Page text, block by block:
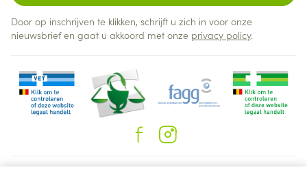
Door op inschrijven te klikken, schrijft u zich in voor onze
nieuwsbrief en gaat u akkoord met onze privacy policy.